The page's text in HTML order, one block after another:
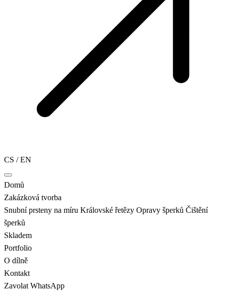
CS / EN
Domů
Zakázková tvorba
Snubní prsteny na míru Královské řetězy Opravy šperků Čištění
šperků
Skladem
Portfolio
O dílně
Kontakt
Zavolat WhatsApp